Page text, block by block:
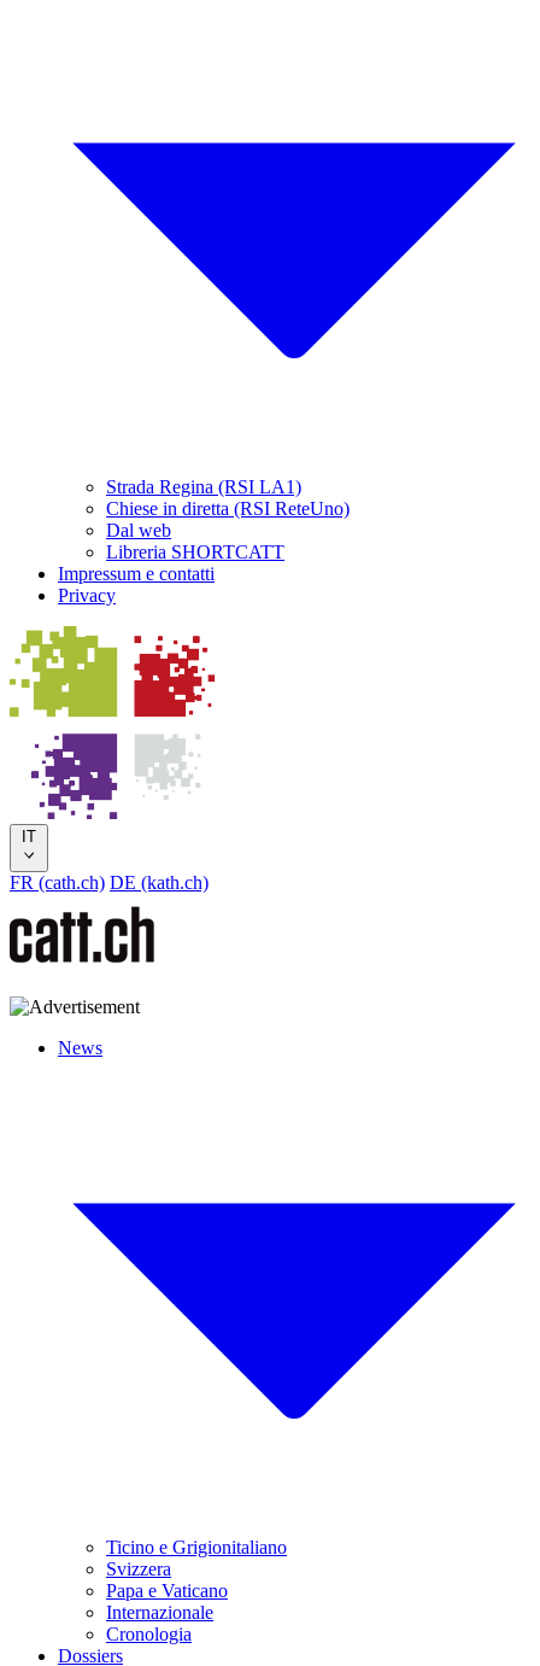
Strada Regina (RSI LA1)
Chiese in diretta (RSI ReteUno)
Dal web
Libreria SHORTCATT
Impressum e contatti
Privacy
IT
FR (cath.ch) DE (kath.ch)
News
Ticino e Grigionitaliano
Svizzera
Papa e Vaticano
Internazionale
Cronologia
Dossiers